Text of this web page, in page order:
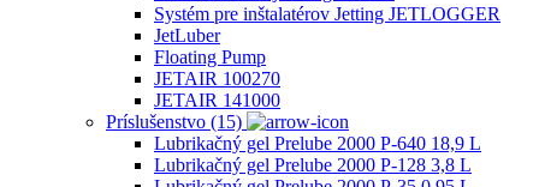
Systém pre inštalatérov Jetting JETLOGGER
JetLuber
Floating Pump
JETAIR 100270
JETAIR 141000
Príslušenstvo (15)
Lubrikačný gel Prelube 2000 P-640 18,9 L
Lubrikačný gel Prelube 2000 P-128 3,8 L